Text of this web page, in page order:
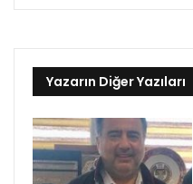
Yazarın Diğer Yazıları